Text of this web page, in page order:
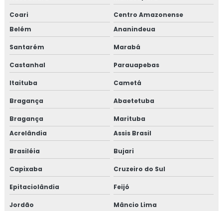
Coari
Centro Amazonense
Belém
Ananindeua
Santarém Marabá
Castanhal Parauapebas
Itaituba Cametá
Bragança Abaetetuba
Bragança
Marituba
Acrelândia
Assis Brasil
Brasiléia Bujari
Capixaba Cruzeiro do Sul
Epitaciolândia Feijó
Jordão Mâncio Lima